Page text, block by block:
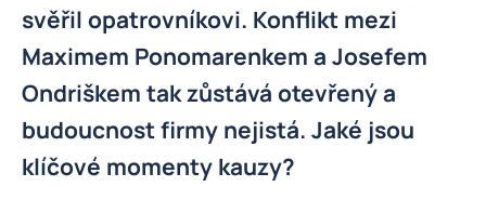
svěřil opatrovníkovi. Konflikt mezi
Maximem Ponomarenkem a Josefem
Ondriškem tak zůstává otevřený a
budoucnost firmy nejistá. Jaké jsou
klíčové momenty kauzy?